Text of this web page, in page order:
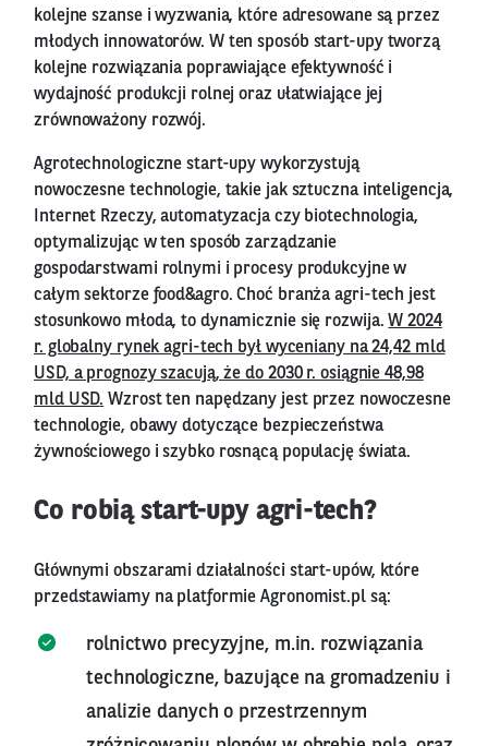
kolejne szanse i wyzwania, które adresowane są przez
młodych innowatorów. W ten sposób start-upy tworzą
kolejne rozwiązania poprawiające efektywność i
wydajność produkcji rolnej oraz ułatwiające jej
zrównoważony rozwój.
Agrotechnologiczne start-upy wykorzystują
nowoczesne technologie, takie jak sztuczna inteligencja,
Internet Rzeczy, automatyzacja czy biotechnologia,
optymalizując w ten sposób zarządzanie
gospodarstwami rolnymi i procesy produkcyjne w
całym sektorze food&agro. Choć branża agri-tech jest
stosunkowo młoda, to dynamicznie się rozwija.W 2024
r. globalny rynek agri-tech był wyceniany na 24,42 mld
USD, a prognozy szacują, że do 2030 r. osiągnie 48,98
mld USD. Wzrost ten napędzany jest przez nowoczesne
technologie, obawy dotyczące bezpieczeństwa
żywnościowego i szybko rosnącą populację świata.
Co robią start-upy agri-tech?
Głównymi obszarami działalności start-upów, które
przedstawiamy na platformie Agronomist.pl są:
rolnictwo precyzyjne, m.in. rozwiązania
technologiczne, bazujące na gromadzeniu i
analizie danych o przestrzennym